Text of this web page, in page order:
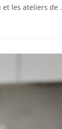
et les ateliers de